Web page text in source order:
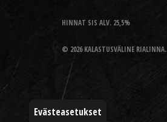
HINNAT SIS ALV. 25,5%
© 2026 KALASTUSVÄLINE RIALINNA.
Evästeasetukset